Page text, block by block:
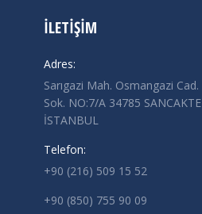
İLETIŞIM
Adres:
Sarıgazi Mah. Osmangazi
Sok. NO:7/A 34785
İSTANBUL
Telefon:
+90 (216) 509 15 52
+90 (850) 755 90 09